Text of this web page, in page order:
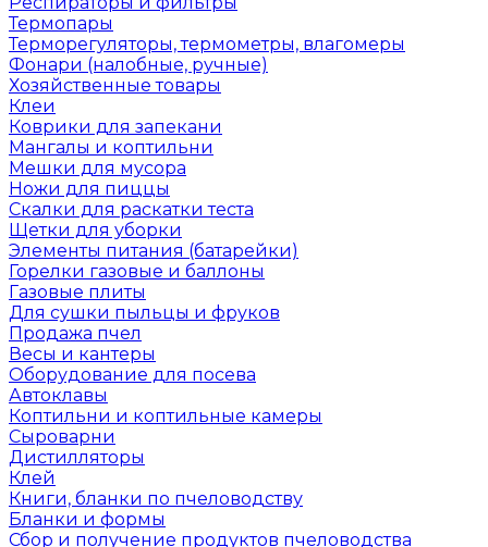
Термопары
Терморегуляторы, термометры, влагомеры
Фонари (налобные, ручные)
Хозяйственные товары
Клеи
Коврики для запекани
Мангалы и коптильни
Мешки для мусора
Ножи для пиццы
Скалки для раскатки теста
Щетки для уборки
Элементы питания (батарейки)
Горелки газовые и баллоны
Газовые плиты
Для сушки пыльцы и фруков
Продажа пчел
Весы и кантеры
Оборудование для посева
Автоклавы
Коптильни и коптильные камеры
Сыроварни
Дистилляторы
Клей
Книги, бланки по пчеловодству
Бланки и формы
Сбор и получение продуктов пчеловодства